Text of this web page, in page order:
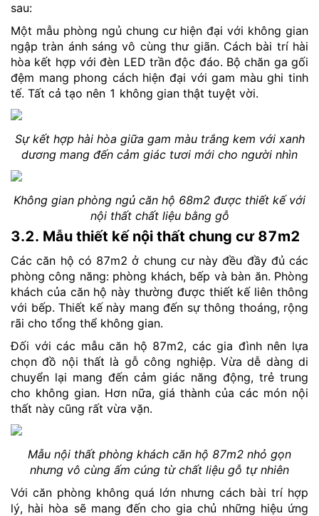
sau:
Một mẫu phòng ngủ chung cư hiện đại với không gian
ngập tràn ánh sáng vô cùng thư giãn. Cách bài trí hài
hòa kết hợp với đèn LED trần độc đáo. Bộ chăn ga gối
đệm mang phong cách hiện đại với gam màu ghi tinh
tế. Tất cả tạo nên 1 không gian thật tuyệt vời.
Sự kết hợp hài hòa giữa gam màu trắng kem với xanh
dương mang đến cảm giác tươi mới cho người nhìn
Không gian phòng ngủ căn hộ 68m2 được thiết kế với
nội thất chất liệu bằng gỗ
3.2. Mẫu thiết kế nội thất chung cư 87m2
Các căn hộ có 87m2 ở chung cư này đều đầy đủ các
phòng công năng: phòng khách, bếp và bàn ăn. Phòng
khách của căn hộ này thường được thiết kế liên thông
với bếp. Thiết kế này mang đến sự thông thoáng, rộng
rãi cho tổng thể không gian.
Đối với các mẫu căn hộ 87m2, các gia đình nên lựa
chọn đồ nội thất là gỗ công nghiệp. Vừa dễ dàng di
chuyển lại mang đến cảm giác năng động, trẻ trung
cho không gian. Hơn nữa, giá thành của các món nội
thất này cũng rất vừa vặn.
Mẫu nội thất phòng khách căn hộ 87m2 nhỏ gọn
nhưng vô cùng ấm cúng từ chất liệu gỗ tự nhiên
Với căn phòng không quá lớn nhưng cách bài trí hợp
lý, hài hòa sẽ mang đến cho gia chủ những hiệu ứng